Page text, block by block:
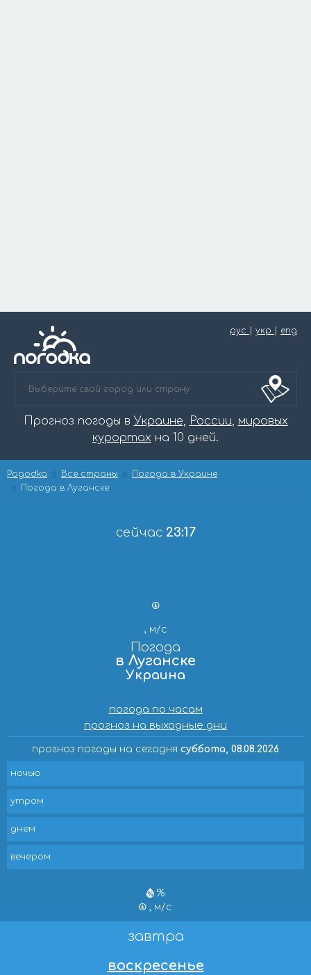
рус укр eng
Прогноз погоды в Украине, России, мировых
курортах на 10 дней.
Pogodka Все страны
Погода в Украине
Погода в Луганске
сейчас 23:17
, м/с
Погода
в Луганске
Украина
погода по часам
прогноз на выходные дни
прогноз погоды на сегодня суббота, 08.08.2026
ночью
утром
днем
вечером
%
, м/с
завтра
воскресенье